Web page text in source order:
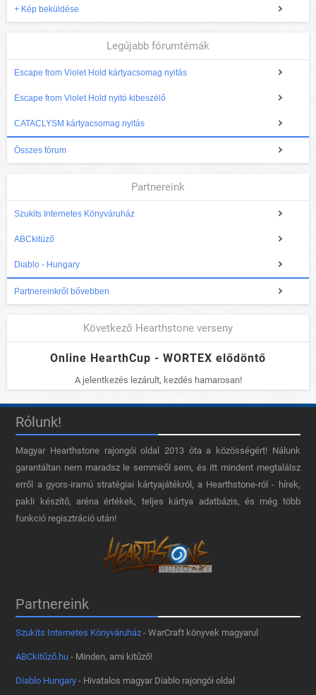
+ Kép beküldése
Legújabb fórumtémák
Escape from Violet Hold kártyacsomag nyitás
Escape from Violet Hold nyitó kibeszélő
CATACLYSM kártyacsomag nyitás
Összes fórum
Partnereink
Szukits Internetes Könyváruház
ABCkitüző
Diablo - Hungary
Partnereinkről bővebben
Következő Hearthstone verseny
Online HearthCup - WORTEX elődöntő
A jelentkezés lezárult, kezdés hamarosan!
Rólunk!
Magyar Hearthstone​ rajongói oldal 2013 óta a közösségért! Nálunk
garantáltan nem maradsz le semmiről sem, és itt mindent megtalálsz
erről a gyors-iramú stratégiai kártyajátékról, a Hearthstone-ról - hírek,
pakli készítő, aréna értékek, teljes kártya adatbázis, és még több
funkció regisztráció után!
Partnereink
Szukits Internetes Könyváruház - WarCraft könyvek magyarul
ABCkitűző.hu - Minden, ami kitűző!
Diablo Hungary - Hivatalos magyar Diablo rajongói oldal